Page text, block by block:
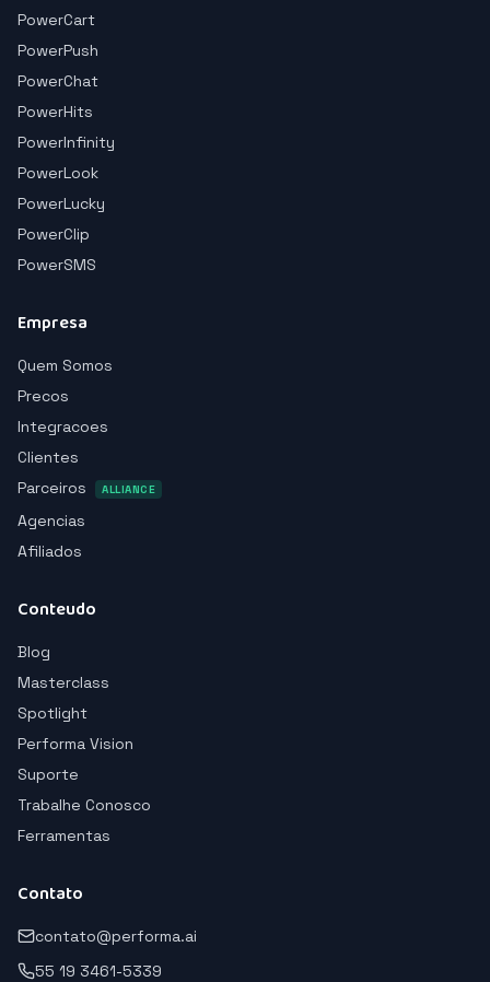
PowerCart
PowerPush
PowerChat
PowerHits
PowerInfinity
PowerLook
PowerLucky
PowerClip
PowerSMS
Empresa
Quem Somos
Precos
Integracoes
Clientes
Parceiros
ALLIANCE
Agencias
Afiliados
Conteudo
Blog
Masterclass
Spotlight
Performa Vision
Suporte
Trabalhe Conosco
Ferramentas
Contato
contato@performa.ai
55 19 3461-5339